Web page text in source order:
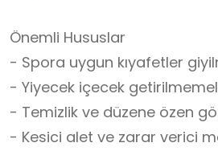
Önemli Hususlar
- Spora uygun kıyafetler
- Yiyecek içecek
- Temizlik ve düzene özen
- Kesici alet ve zarar verici